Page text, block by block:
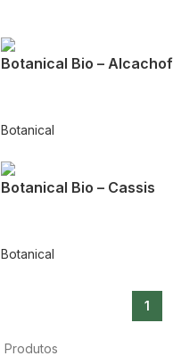
Botanical Bio –
Botanical
Botanical Bio – Cassis
Botanical
1
Produtos